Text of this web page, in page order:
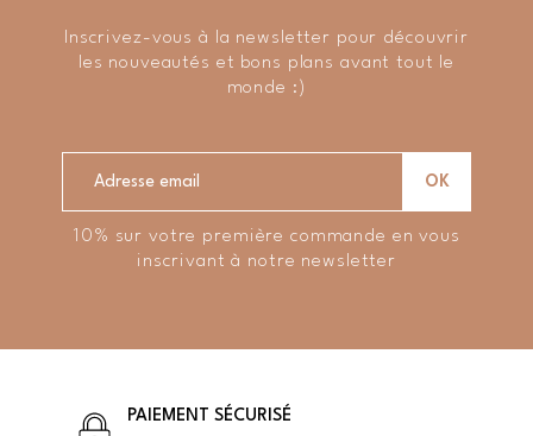
Inscrivez-vous à la newsletter pour découvrir
les nouveautés et bons plans avant tout le
monde :)
10% sur votre première commande en vous
inscrivant à notre newsletter
PAIEMENT SÉCURISÉ